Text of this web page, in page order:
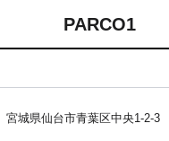
PARCO1
宮城県仙台市青葉区中央1-2-3